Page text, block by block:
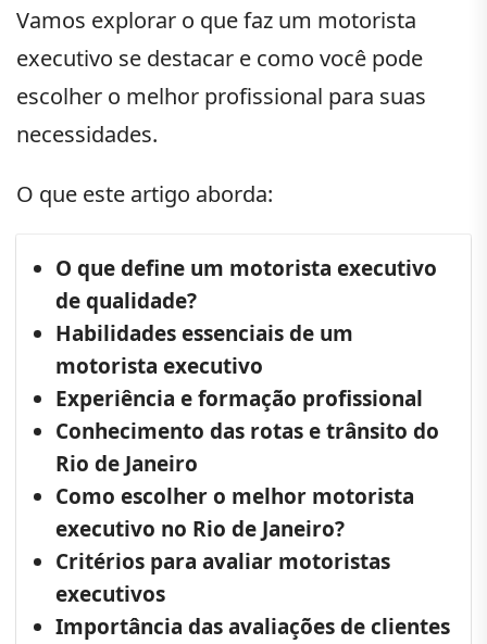
Vamos explorar o que faz um motorista
executivo se destacar e como você pode
escolher o melhor profissional para suas
necessidades.
O que este artigo aborda:
O que define um motorista executivo
de qualidade?
Habilidades essenciais de um
motorista executivo
Experiência e formação profissional
Conhecimento das rotas e trânsito do
Rio de Janeiro
Como escolher o melhor motorista
executivo no Rio de Janeiro?
Critérios para avaliar motoristas
executivos
Importância das avaliações de clientes